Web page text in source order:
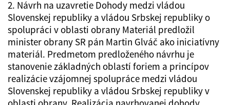
2. Návrh na uzavretie Dohody medzi vládou
Slovenskej republiky a vládou Srbskej republiky o
spolupráci v oblasti obrany Materiál predložil
minister obrany SR pán Martin Glváč ako iniciatívny
materiál. Predmetom predloženého návrhu je
stanovenie základných oblastí foriem a princípov
realizácie vzájomnej spolupráce medzi vládou
Slovenskej republiky a vládou Srbskej republiky v